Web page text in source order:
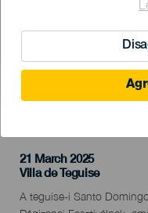
21 March 2025
Localidad
Villa de Teguise
Descripción
A teguise-i Santo